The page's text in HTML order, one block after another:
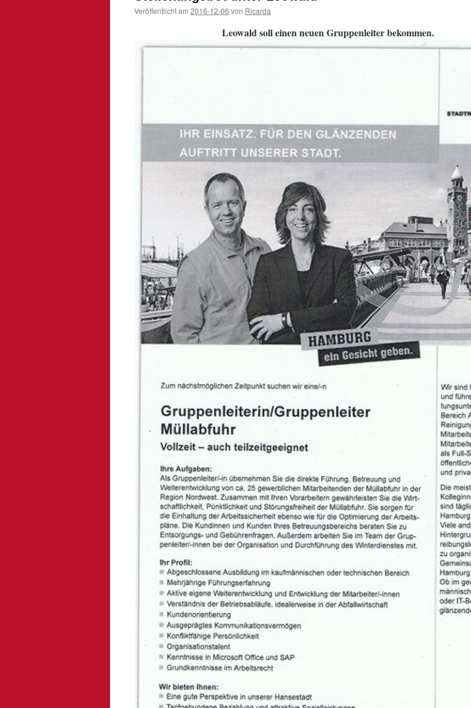
Veröffentlicht am 2016-12-06 von Ricarda
Leowald soll einen neuen Gruppenleiter bekommen.